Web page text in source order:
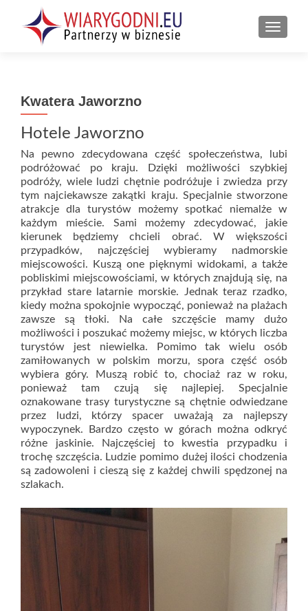
Kwatera Jaworzno
Hotele Jaworzno
Na pewno zdecydowana część społeczeństwa, lubi
podróżować po kraju. Dzięki możliwości szybkiej
podróży, wiele ludzi chętnie podróżuje i zwiedza przy
tym najciekawsze zakątki kraju. Specjalnie stworzone
atrakcje dla turystów możemy spotkać niemalże w
każdym mieście. Sami możemy zdecydować, jakie
kierunek będziemy chcieli obrać. W większości
przypadków, najczęściej wybieramy nadmorskie
miejscowości. Kuszą one pięknymi widokami, a także
pobliskimi miejscowościami, w których znajdują się, na
przykład stare latarnie morskie. Jednak teraz rzadko,
kiedy można spokojnie wypocząć, ponieważ na plażach
zawsze są tłoki. Na całe szczęście mamy dużo
możliwości i poszukać możemy miejsc, w których liczba
turystów jest niewielka. Pomimo tak wielu osób
zamiłowanych w polskim morzu, spora część osób
wybiera góry. Muszą robić to, chociaż raz w roku,
ponieważ tam czują się najlepiej. Specjalnie
oznakowane trasy turystyczne są chętnie odwiedzane
przez ludzi, którzy spacer uważają za najlepszy
wypoczynek. Bardzo często w górach można odkryć
różne jaskinie. Najczęściej to kwestia przypadku i
trochę szczęścia. Ludzie pomimo dużej ilości chodzenia
są zadowoleni i cieszą się z każdej chwili spędzonej na
szlakach.